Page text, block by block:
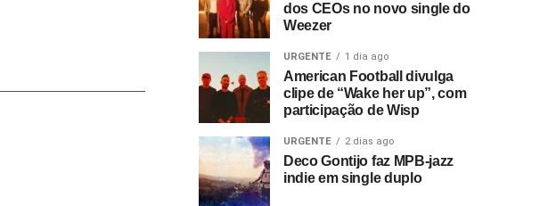
dos CEOs no novo single do
Weezer
URGENTE 1 dia ago
American Football divulga
clipe de “Wake her up”, com
participação de Wisp
URGENTE 2 dias ago
Deco Gontijo faz MPB-jazz
indie em single duplo